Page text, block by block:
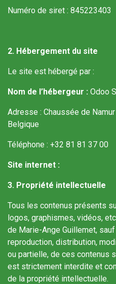
Numéro de siret : 845223403
2. Hébergement du site
Le site est hébergé par :
Nom de l’hébergeur : Odoo
Adresse : Chaussée de
Belgique
Téléphone : +32 81 81 37 00
Site internet :
3. Propriété intellectuelle
Tous les contenus présents
logos, graphismes, vidéos,
de Marie-Ange Guillemet,
reproduction, distribution,
ou partielle, de ces contenus
est strictement interdite et
de la propriété intellectuelle.